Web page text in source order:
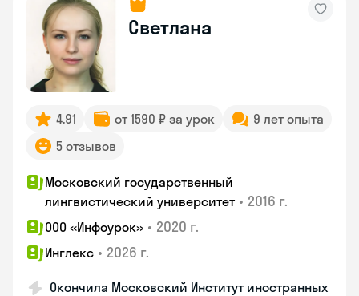
Светлана
4.91 от 1590 ₽ за урок
9 лет опыта
5 отзывов
Московский государственный
лингвистический университет • 2016 г.
ООО «Инфоурок» • 2020 г.
Инглекс • 2026 г.
Окончила Московский Институт иностранных